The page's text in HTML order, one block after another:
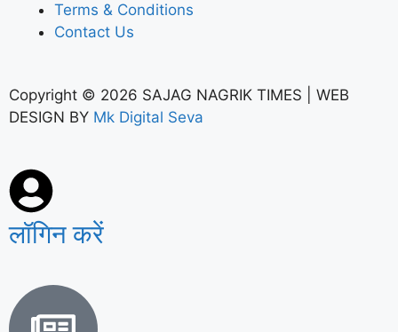
Terms & Conditions
Contact Us
Copyright © 2026 SAJAG NAGRIK TIMES | WEB
DESIGN BY Mk Digital Seva
लॉगिन करें